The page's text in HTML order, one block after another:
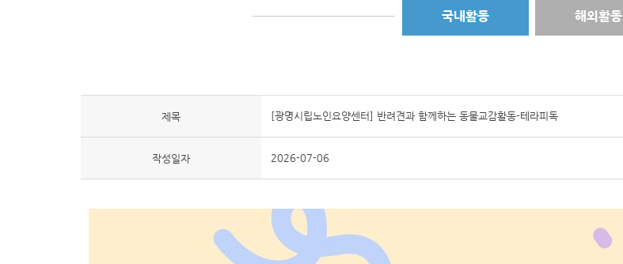
국내활동 해외활동
제목 [광명시립노인요양센터] 반려견과 함께하는 동물교감활동-테라피독
작성일자 2026-07-06